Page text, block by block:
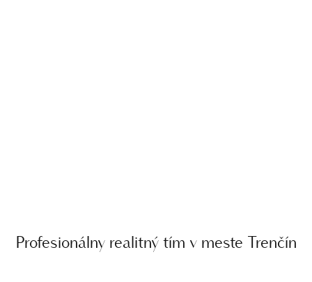
Profesionálny realitný tím v meste Trenčín